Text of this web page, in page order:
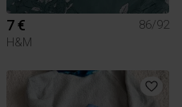
7 €
86/92
H&M